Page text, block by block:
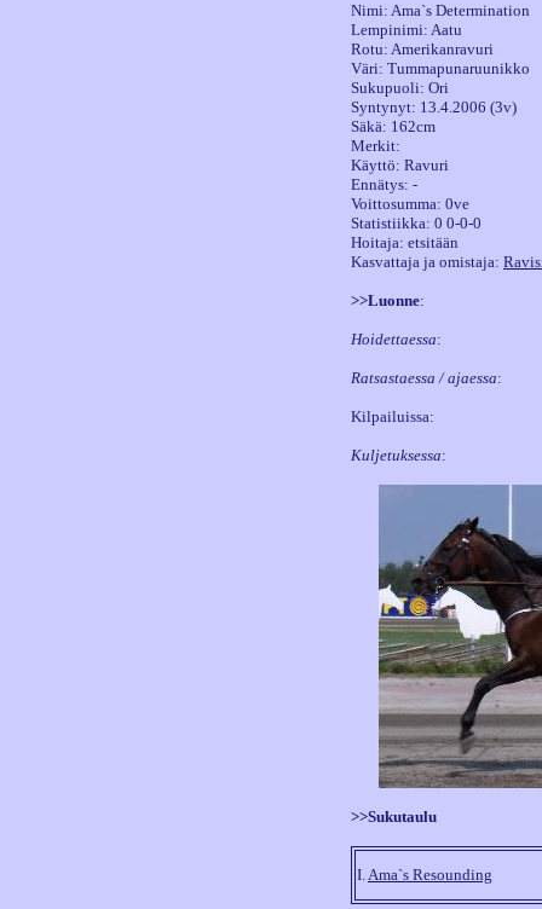
Nimi: Ama`s Determination
Lempinimi: Aatu
Rotu: Amerikanravuri
Väri: Tummapunaruunikko
Sukupuoli: Ori
Syntynyt: 13.4.2006 (3v)
Säkä: 162cm
Merkit:
Käyttö: Ravuri
Ennätys: -
Voittosumma: 0ve
Statistiikka: 0 0-0-0
Hoitaja: etsitään
Kasvattaja ja omistaja:
>>Luonne:
Hoidettaessa:
Ratsastaessa / ajaessa:
Kilpailuissa:
Kuljetuksessa:
>>Sukutaulu
I.Ama`s Resounding